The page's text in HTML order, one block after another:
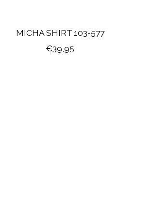
MICHA SHIRT 103-577
€39,95